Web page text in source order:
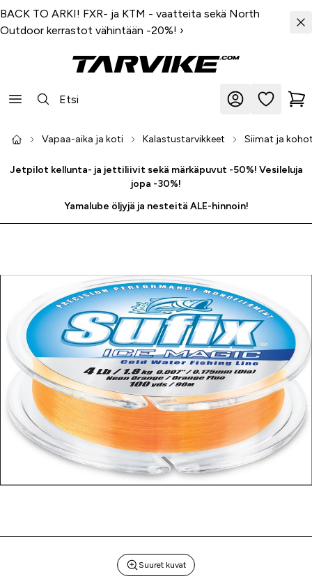
BACK TO ARKI! FXR- ja KTM - vaatteita sekä North
Outdoor kerrastot vähintään -20%! ›
Vapaa-aika ja koti Kalastustarvikkeet Siimat ja
Jetpilot kellunta- ja jettiliivit sekä märkäpuvut -50%! Vesileluja
jopa -30%!
Yamalube öljyjä ja nesteitä ALE-hinnoin!
Suuret kuvat